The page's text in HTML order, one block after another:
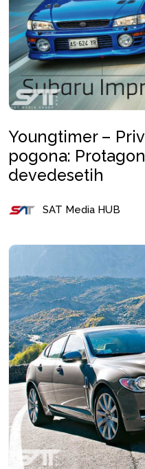
Youngtimer –
pogona:
devedesetih
SAT Media HUB